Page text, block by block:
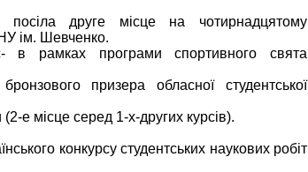
друге місце на чотирнадцятому
ім. Шевченко.
в рамках програми спортивного свята
призера обласної студентської
е місце серед 1-х-других курсів).
конкурсу студентських наукових робіт